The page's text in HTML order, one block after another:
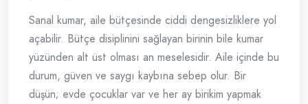
Sanal kumar, aile bütçesinde ciddi dengesizliklere yol
açabilir. Bütçe disiplinini sağlayan birinin bile kumar
yüzünden alt üst olması an meselesidir. Aile içinde bu
durum, güven ve saygı kaybına sebep olur. Bir
düşün; evde çocuklar var ve her ay birikim yapmak